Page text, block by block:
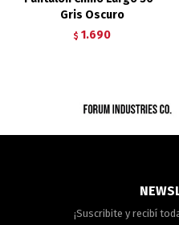
Gris Oscuro
$ 1.690
¡Suscribite y recibí